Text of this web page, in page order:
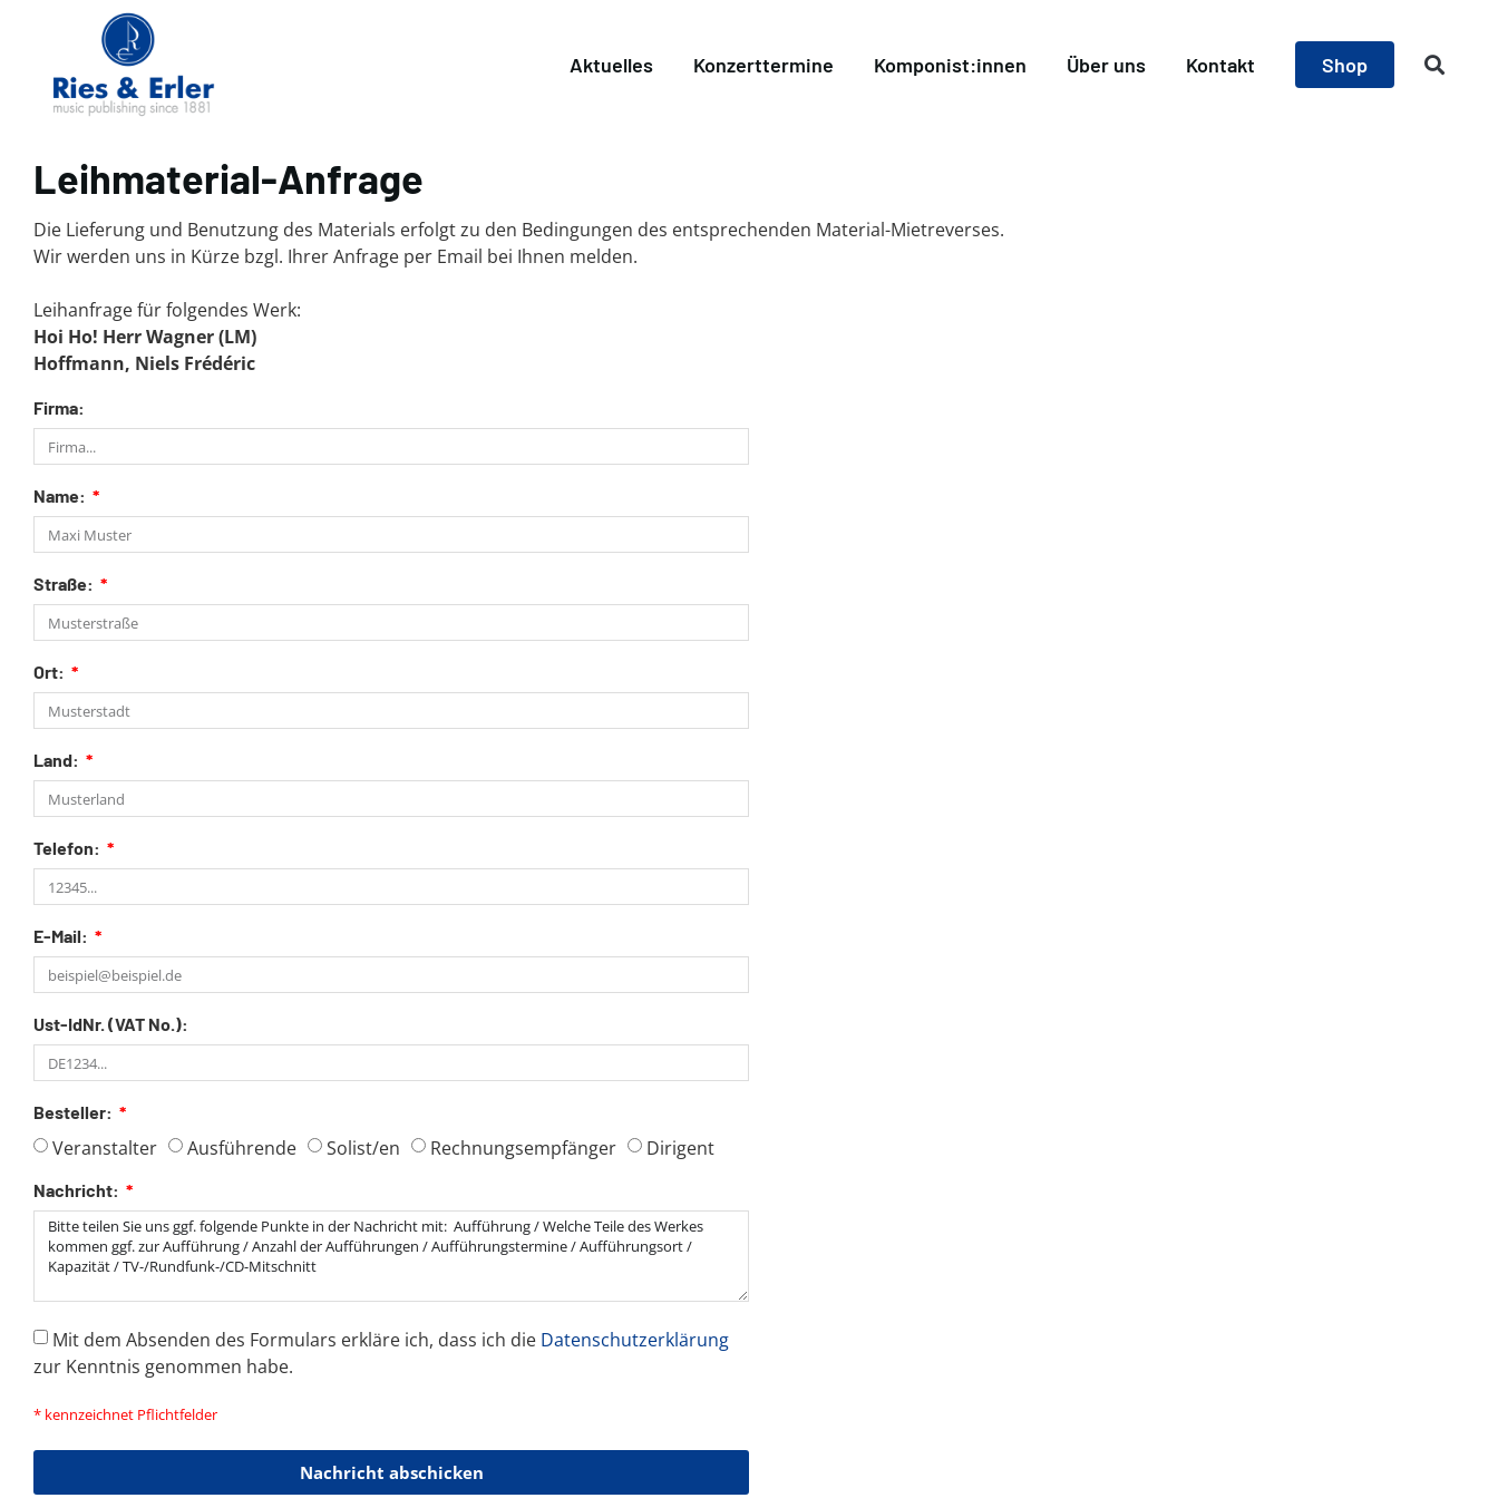
Aktuelles Konzerttermine Komponist:innen Über uns Kontakt Shop
Leihmaterial-Anfrage
Die Lieferung und Benutzung des Materials erfolgt zu den Bedingungen des entsprechenden Material-Mietreverses.
Wir werden uns in Kürze bzgl. Ihrer Anfrage per Email bei Ihnen melden.
Leihanfrage für folgendes Werk:
Hoi Ho! Herr Wagner (LM)
Hoffmann, Niels Frédéric
Firma:
Name:
Straße:
Ort:
Land:
Telefon:
E-Mail:
Ust-IdNr. (VAT No.):
Besteller:
Veranstalter Ausführende Solist/en Rechnungsempfänger Dirigent
Nachricht:
Mit dem Absenden des Formulars erkläre ich, dass ich die Datenschutzerklärung
zur Kenntnis genommen habe.
* kennzeichnet Pflichtfelder
Nachricht abschicken